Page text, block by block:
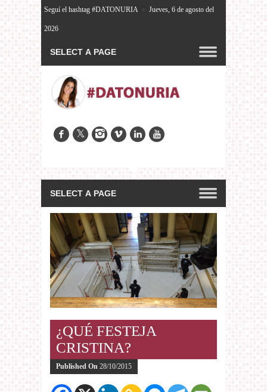
Seguí el hashtag #DATONURIA » Jueves, 6 de agosto del
2026
¿QUÉ FESTEJA
CRISTINA?
Published On 28/10/2015